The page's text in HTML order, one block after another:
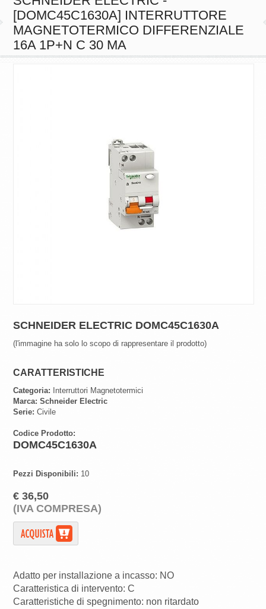
16A 1P+N C 30 MA
SCHNEIDER ELECTRIC DOMC45C1630A
(l'immagine ha solo lo scopo di rappresentare il prodotto)
CARATTERISTICHE
Categoria: Interruttori Magnetotermici
Marca: Schneider Electric
Serie: Civile
Codice Prodotto:
DOMC45C1630A
Pezzi Disponibili: 10
€ 36,50
(IVA COMPRESA)
Adatto per installazione a incasso: NO
Caratteristica di intervento: C
Caratteristiche di spegnimento: non ritardato